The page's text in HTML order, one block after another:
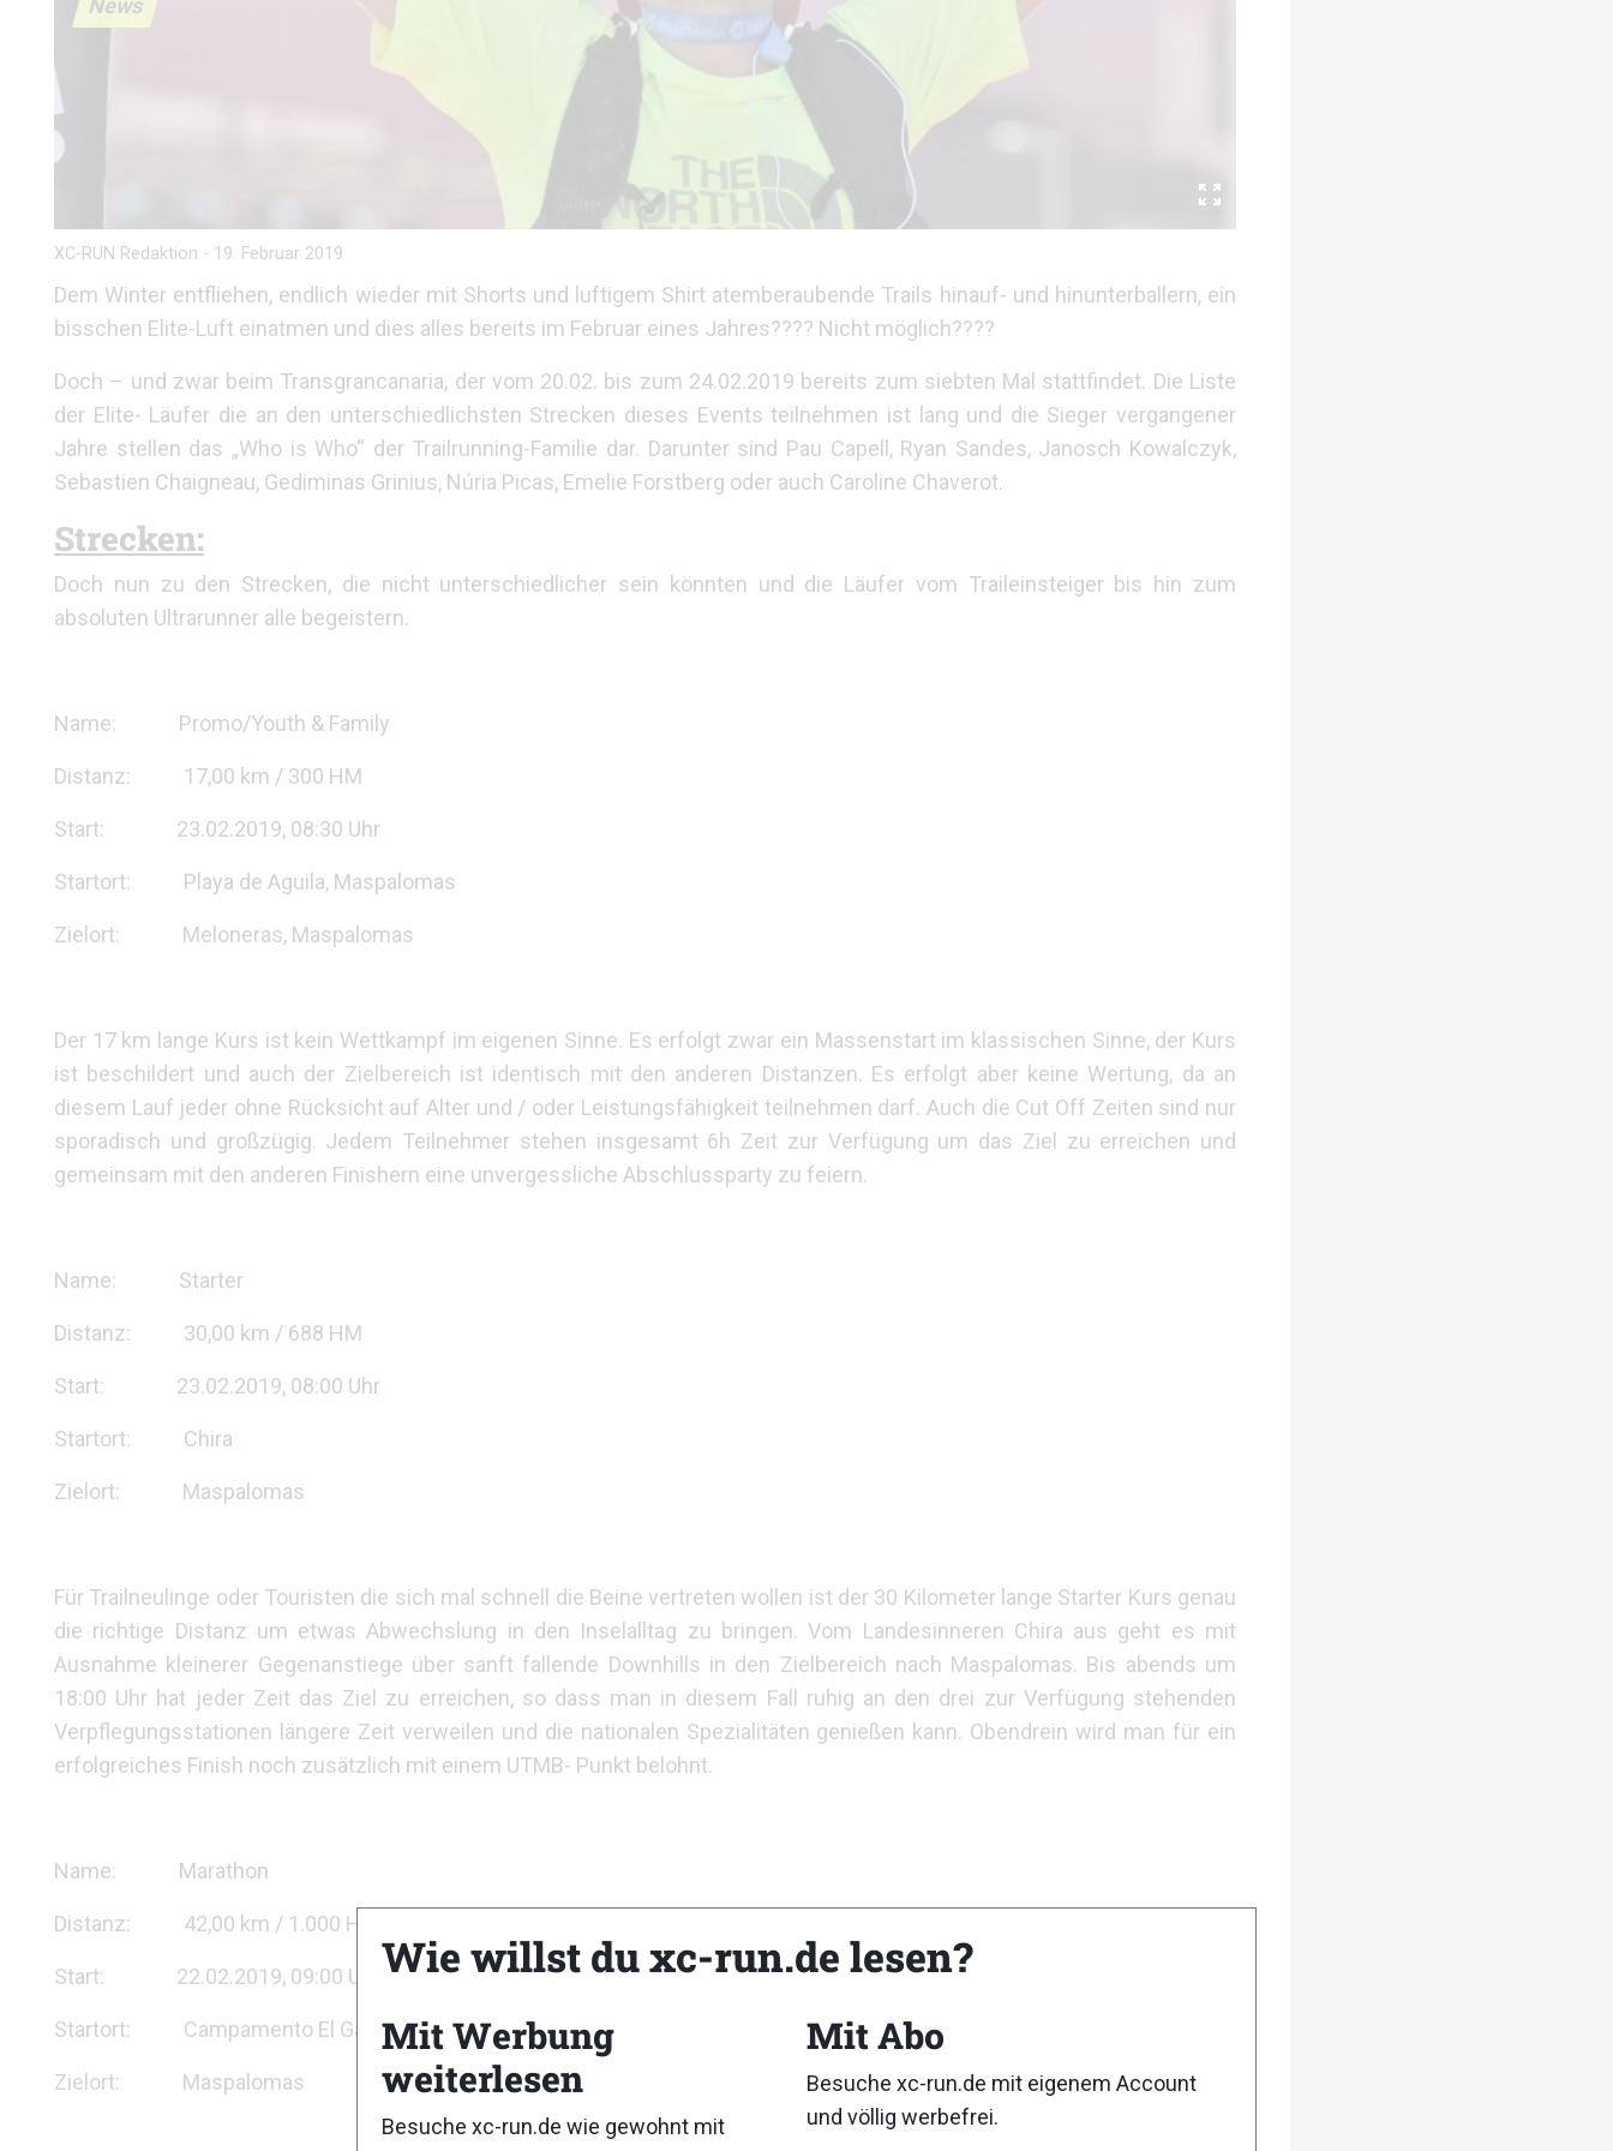
XC-RUN Redaktion - 19. Februar 2019
Dem Winter entfliehen, endlich wieder mit Shorts und luftigem Shirt atemberaubende Trails hinauf- und hinunterballern, ein
bisschen Elite-Luft einatmen und dies alles bereits im Februar eines Jahres???? Nicht möglich????
Doch – und zwar beim Transgrancanaria, der vom 20.02. bis zum 24.02.2019 bereits zum siebten Mal stattfindet. Die Liste
der Elite- Läufer die an den unterschiedlichsten Strecken dieses Events teilnehmen ist lang und die Sieger vergangener
Jahre stellen das „Who is Who“ der Trailrunning-Familie dar. Darunter sind Pau Capell, Ryan Sandes, Janosch Kowalczyk,
Sebastien Chaigneau, Gediminas Grinius, Núria Picas, Emelie Forstberg oder auch Caroline Chaverot.
Strecken:
Doch nun zu den Strecken, die nicht unterschiedlicher sein könnten und die Läufer vom Traileinsteiger bis hin zum
absoluten Ultrarunner alle begeistern.
Name: Promo/Youth & Family
Distanz: 17,00 km / 300 HM
Start: 23.02.2019, 08:30 Uhr
Startort: Playa de Aguila, Maspalomas
Zielort: Meloneras, Maspalomas
Der 17 km lange Kurs ist kein Wettkampf im eigenen Sinne. Es erfolgt zwar ein Massenstart im klassischen Sinne, der Kurs
ist beschildert und auch der Zielbereich ist identisch mit den anderen Distanzen. Es erfolgt aber keine Wertung, da an
diesem Lauf jeder ohne Rücksicht auf Alter und / oder Leistungsfähigkeit teilnehmen darf. Auch die Cut Off Zeiten sind nur
sporadisch und großzügig. Jedem Teilnehmer stehen insgesamt 6h Zeit zur Verfügung um das Ziel zu erreichen und
gemeinsam mit den anderen Finishern eine unvergessliche Abschlussparty zu feiern.
Name: Starter
Distanz: 30,00 km / 688 HM
Start: 23.02.2019, 08:00 Uhr
Startort: Chira
Zielort: Maspalomas
Für Trailneulinge oder Touristen die sich mal schnell die Beine vertreten wollen ist der 30 Kilometer lange Starter Kurs genau
die richtige Distanz um etwas Abwechslung in den Inselalltag zu bringen. Vom Landesinneren Chira aus geht es mit
Ausnahme kleinerer Gegenanstiege über sanft fallende Downhills in den Zielbereich nach Maspalomas. Bis abends um
18:00 Uhr hat jeder Zeit das Ziel zu erreichen, so dass man in diesem Fall ruhig an den drei zur Verfügung stehenden
Verpflegungsstationen längere Zeit verweilen und die nationalen Spezialitäten genießen kann. Obendrein wird man für ein
erfolgreiches Finish noch zusätzlich mit einem UTMB- Punkt belohnt.
Name: Marathon
Distanz: 42,00 km / 1.000 HM
Start: 22.02.2019, 09:00 Uhr
Startort: Campamento El Garanón
Zielort: Maspalomas
Wie willst du xc-run.de lesen?
Mit Werbung
weiterlesen
Besuche xc-run.de wie gewohnt mit
Mit Abo
Besuche xc-run.de mit eigenem Account
und völlig werbefrei.